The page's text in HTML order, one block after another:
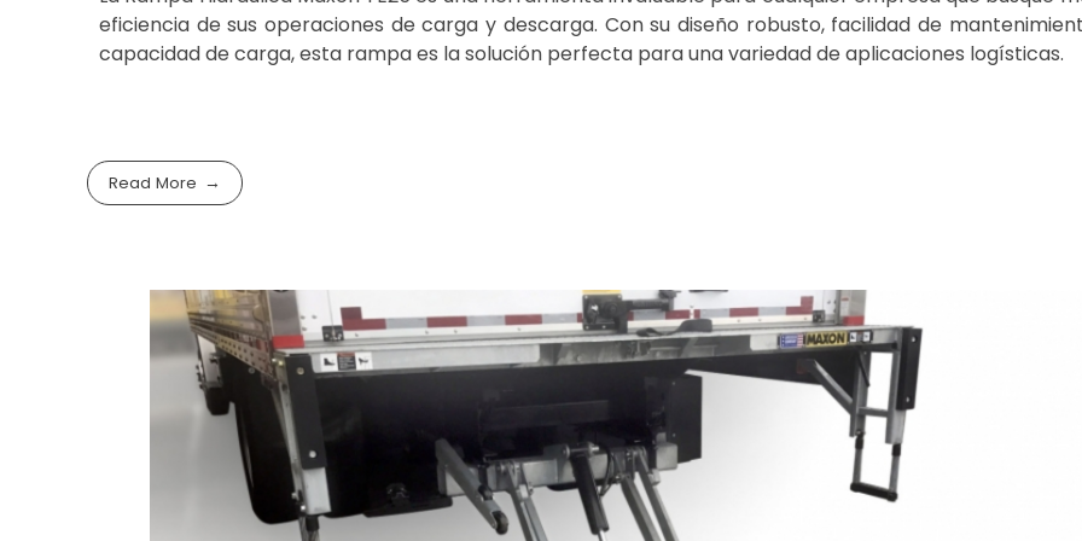
eficiencia de sus operaciones de carga y descarga. Con su diseño robusto, facilidad de
capacidad de carga, esta rampa es la solución perfecta para una variedad de aplicaciones logísticas.
Read More